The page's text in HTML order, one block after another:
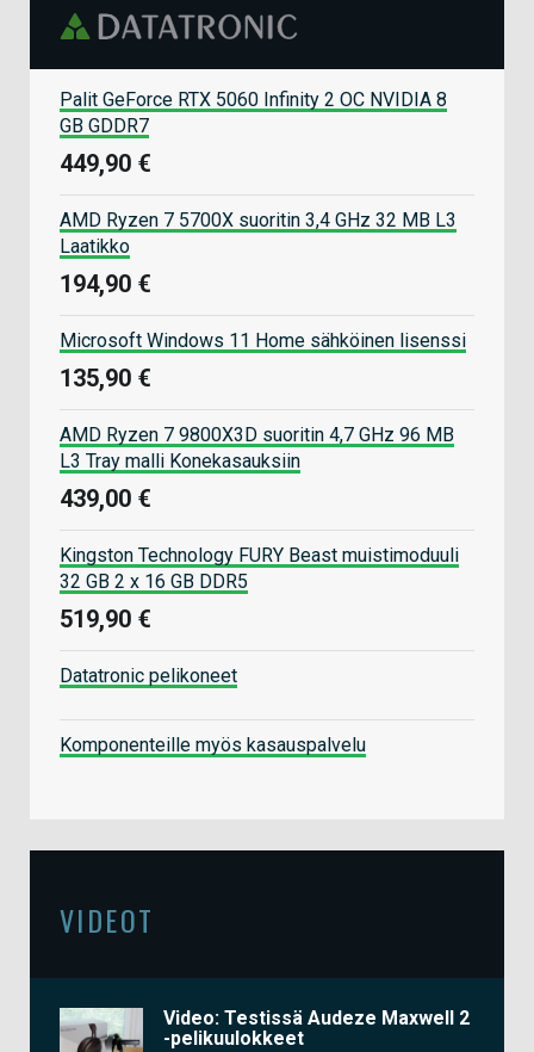
Palit GeForce RTX 5060 Infinity 2 OC NVIDIA 8
GB GDDR7
449,90 €
AMD Ryzen 7 5700X suoritin 3,4 GHz 32 MB L3
Laatikko
194,90 €
Microsoft Windows 11 Home sähköinen lisenssi
135,90 €
AMD Ryzen 7 9800X3D suoritin 4,7 GHz 96 MB
L3 Tray malli Konekasauksiin
439,00 €
Kingston Technology FURY Beast muistimoduuli
32 GB 2 x 16 GB DDR5
519,90 €
Datatronic pelikoneet
Komponenteille myös kasauspalvelu
VIDEOT
Video: Testissä Audeze Maxwell 2
-pelikuulokkeet